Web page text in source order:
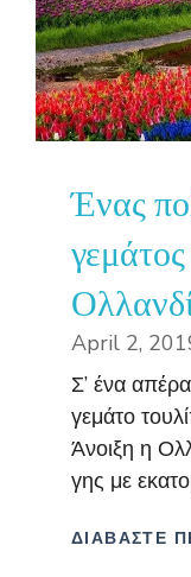
Ένας
April 2,
Σ’ ένα
γεμάτο
Άνοιξη η
γης με
ΔΙΑΒΑΣΤΕ